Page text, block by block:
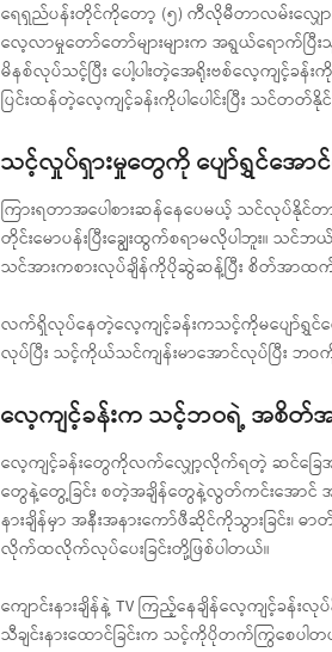
ရေရှည်ပန်းတိုင်ကိုတော့ (၅) ကီလိုမီတာလမ်းလျှောက်
လေ့လာမှုတော်တော်များများက အရွယ်ရောက်ပ
မိနစ်လုပ်သင့်ပြီး ပေါ့ပါးတဲ့အေရိုးဗစ်လေ့ကျ
ပြင်းထန်တဲ့လေ့ကျင့်ခန်းကိုပါပေါင်းပြီး သင်တ
သင့်လှုပ်ရှားမှုတွေကို ပျော်ရွှင်အော
ကြားရတာအပေါစားဆန်နေပေမယ့် သင်လုပ်နိုင်
တိုင်းမောပန်းပြီးချွေးထွက်စရာမလိုပါဘူး။ သင်
သင်အားကစားလုပ်ချိန်ကိုပိုဆွဲဆန့်ပြီး စိတ်အာထက်
လက်ရှိလုပ်နေတဲ့လေ့ကျင့်ခန်းကသင့်ကိုမပျော်ရွှင်စ
လုပ်ပြီး သင့်ကိုယ်သင်ကျန်းမာအောင်လုပ်ပြီး ဘဝကိုပ
လေ့ကျင့်ခန်းက သင့်ဘဝရဲ့ အစိတ်အ
လေ့ကျင့်ခန်းတွေကိုလက်လျှော့လိုက်ရတဲ့ ဆင်ခြေအမ
တွေနဲ့တွေ့ခြင်း စတဲ့အချိန်တွေနဲ့လွတ်ကင်းအောင်
နားချိန်မှာ အနီးအနားကော်ဖီဆိုင်ကိုသွားခြင်း၊
လိုက်ထလိုက်လုပ်ပေးခြင်းတို့ဖြစ်ပါတယ်။
ကျောင်းနားချိန်နဲ့ TV ကြည့်နေချိန်လေ့ကျင့်ခ
သီချင်းနားထောင်ခြင်းက သင့်ကိုပိုတက်ကြွစေပါ